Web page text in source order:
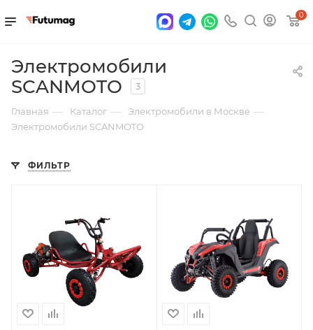
0
Электромобили
SCANMOTO
3
Главная — Каталог — Электромобили в Москве —
Электромобили SCANMOTO
ФИЛЬТР